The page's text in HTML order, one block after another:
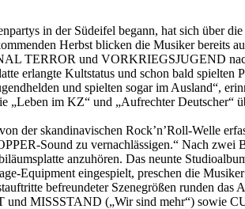
in der Südeifel begann, hat sich über
Herbst blicken die Musiker bereits
TERROR und VORKRIEGSJUGEND
erlangte Kultstatus und schon bald
und spielten sogar im Ausland“,
„Leben im KZ“ und „Aufrechter Deutscher“
der skandinavischen Rock’n’Roll-Welle
Sound zu vernachlässigen.“ Nach
anzuhören. Das neunte
Equipment eingespielt, preschen die
befreundeter Szenegrößen runden
MISSSTAND („Wir sind mehr“) sowie